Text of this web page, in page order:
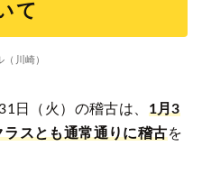
て
川崎）
日（火）の稽古は、 1月3
ラスとも通常通りに稽古を